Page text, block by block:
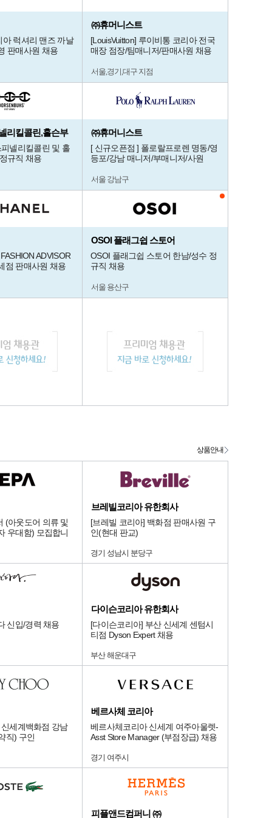
아 럭셔리 맨즈 까날
판매사원 채용
㈜휴머니스트
[LouisVuitton] 루이비통 코리아 전국
매장 점장/팀매니저/판매사원 채용
서울,경기,대구 지점
리킬콜린,홀슨부
넬리킬콜린 및 홀
규직 채용
㈜휴머니스트
[ 신규오픈점 ] 폴로랄프로렌 명동/영
등포/강남 매니저/부매니저/사원
서울 강남구
ADVISOR
점 판매사원 채용
OSOI 플래그쉽 스토어
OSOI 플래그쉽 스토어 한남/성수 정
규직 채용
서울 용산구
(아웃도어 의류 및
우대함) 모집합니
브레빌코리아 유한회사
[브레빌 코리아] 백화점 판매사원 구
인(현대 판교)
경기 성남시 분당구
신입/경력 채용
다이슨코리아 유한회사
[다이슨코리아] 부산 신세계 센텀시
티점 Dyson Expert 채용
부산 해운대구
세계백화점 강남
직) 구인
베르사체 코리아
베르사체코리아 신세계 여주아울렛-
Asst Store Manager (부점장급) 채용
경기 여주시
피플앤드컴퍼니 ㈜
상품안내